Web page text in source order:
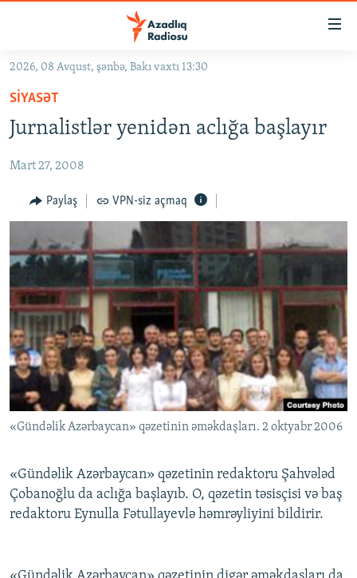
Əsas
qayıt
Əsas
naviqasiyaya
qayıt
GÜNDƏM
#İZAHLA
KORRUPSIOMETR
#ƏSLINDƏ
FƏRQƏ BAX
QANUNI DOĞRU
ARAŞDIRMA
MULTIMEDIA
VIDEO
FOTOQALEREYA
İNFOQRAFIKA
KARIKATURA
RADIO ARXIV
OXU ZALI
AZƏRBAYCAN ƏDƏBIYYATI KITABXANASI
İSLAM VƏ DEMOKRATIYA
İZ - MƏDƏNIYYƏT PROQRAMI
HAQQIMIZDA
MISSIYAMIZ
PEŞƏ ETIKASI VƏ JURNALISTIKA STANDARTLARIMIZ
MATERIALLARIMIZDAN ISTIFADƏ
BIZIMLƏ ƏLAQƏ
XƏBƏR BÜLLETENLƏRIMIZ
BIZI IZLƏ
2026, 08 Avqust, şənbə, Bakı vaxtı 13:30
SIYASƏT
Jurnalistlər yenidən aclığa başlayır
Mart 27, 2008
Paylaş VPN-siz açmaq
«Gündəlik Azərbaycan» qəzetinin əməkdaşları. 2 oktyabr 2006
«Gündəlik Azərbaycan» qəzetinin redaktoru Şahvələd
Çobanoğlu da aclığa başlayıb. O, qəzetin təsisçisi və baş
redaktoru Eynulla Fətullayevlə həmrəyliyini bildirir.